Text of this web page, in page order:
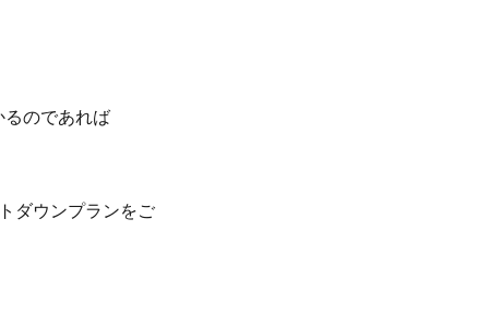
のであれば
ダウンプランをご